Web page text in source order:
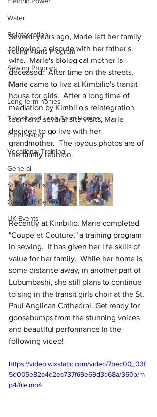
Water
Reintegration
Young Mums Program
Sewing Program
Food
Long-term homes
Transit and Long-Term Homes
Fundraising
Vocational Training
General
Scholarships
Outreach Center
UK Events
Several years ago, Marie left her family
following a dispute with her father's
wife.  Marie's biological mother is
deceased.  After time on the streets,
Marie came to live at Kimbilio's transit
house for girls.  After a long time of
mediation by Kimbilio's reintegration
team and several site visits, Marie
decided to go live with her
grandmother.  The joyous photos are of
the family reunion.
Recently at Kimbilio, Marie completed
"Coupe et Couture," a training program
in sewing.  It has given her life skills of
value for her family.  While her home is
some distance away, in another part of
Lubumbashi, she still plans to continue
to sing in the transit girls choir at the St.
Paul Anglican Cathedral. Get ready for
goosebumps from the stunning voices
and beautiful performance in the
following video!
https://video.wixstatic.com/video/7bec00_03f
5d005e82a4d2ea737f69e69d3d68a/360p/m
p4/file.mp4